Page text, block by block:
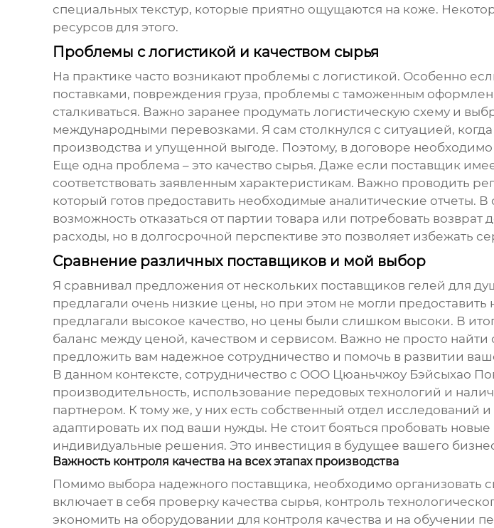
специальных текстур, которые приятно ощущаются на коже.
ресурсов для этого.
Проблемы с логистикой и качеством сырья
На практике часто возникают проблемы с логистикой. Особенно
поставками, повреждения груза, проблемы с таможенным
сталкиваться. Важно заранее продумать логистическую схему и
международными перевозками. Я сам столкнулся с ситуацией,
производства и упущенной выгоде. Поэтому, в договоре
Еще одна проблема – это качество сырья. Даже если поставщик
соответствовать заявленным характеристикам. Важно проводить
который готов предоставить необходимые аналитические отчеты.
возможность отказаться от партии товара или потребовать
расходы, но в долгосрочной перспективе это позволяет избежать
Сравнение различных поставщиков и мой выбор
Я сравнивал предложения от нескольких поставщиков гелей для
предлагали очень низкие цены, но при этом не могли
предлагали высокое качество, но цены были слишком высоки. В
баланс между ценой, качеством и сервисом. Важно не просто
предложить вам надежное сотрудничество и помочь в развитии
В данном контексте, сотрудничество с ООО Цюаньчжоу Бэйсыхао
производительность, использование передовых технологий и
партнером. К тому же, у них есть собственный отдел исследований
адаптировать их под ваши нужды. Не стоит бояться пробовать
индивидуальные решения. Это инвестиция в будущее вашего
Важность контроля качества на всех этапах производства
Помимо выбора надежного поставщика, необходимо организовать
включает в себя проверку качества сырья, контроль
экономить на оборудовании для контроля качества и на обучении